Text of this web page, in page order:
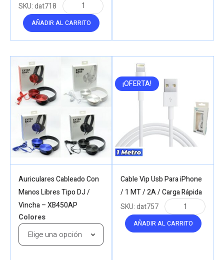
AÑADIR AL CARRITO
SKU:dat718
Auriculares Cableado Con
Manos Libres Tipo DJ /
Vincha – XB450AP
Colores
¡OFERTA!
Cable Vip Usb Para iPhone
/ 1 MT / 2A / Carga Rápida
AÑADIR AL CARRITO
SKU:dat757